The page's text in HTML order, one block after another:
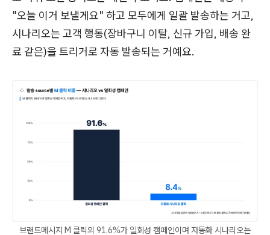
"오늘 이거 보낼게요" 하고 모두에게 일괄 발송하는 거고,
시나리오는 고객 행동(장바구니 이탈, 신규 가입, 배송 완
료 같은)을 트리거로 자동 발송되는 거예요.
브랜드메시지 M 클릭의 91.6%가 일회성 캠페인이며 자동화 시나리오는